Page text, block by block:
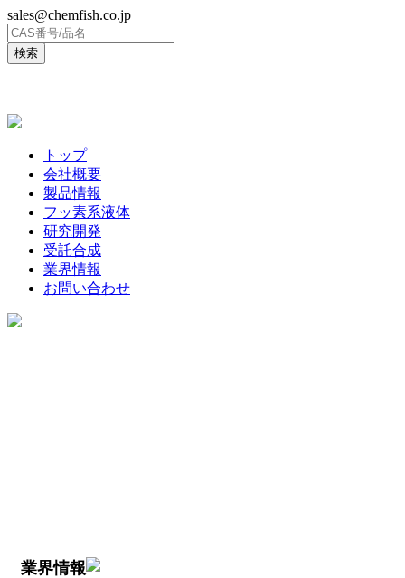
sales@chemfish.co.jp
トップ
会社概要
製品情報
フッ素系液体
研究開発
受託合成
業界情報
お問い合わせ
業界情報